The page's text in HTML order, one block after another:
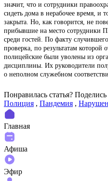
значит, что и сотрудники
сидеть дома в нерабочее время, и
закрыта. Но, как говорится, не
прибывшие на место сотрудники
среди гостей. По факту
проверка, по результатам
полицейские были уволены из
дисциплины. Их руководители
о неполном служебном
Понравилась статья? Поделиcь
Полиция , Пандемия ,
Главная
Афиша
Эфир